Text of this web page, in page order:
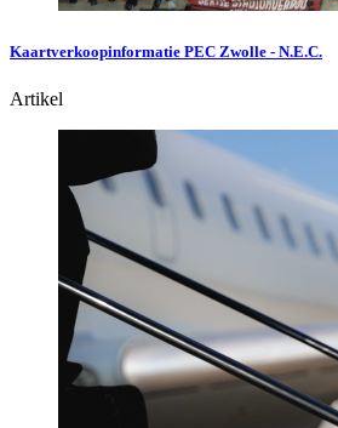
Kaartverkoopinformatie PEC Zwolle - N.E.C.
Artikel